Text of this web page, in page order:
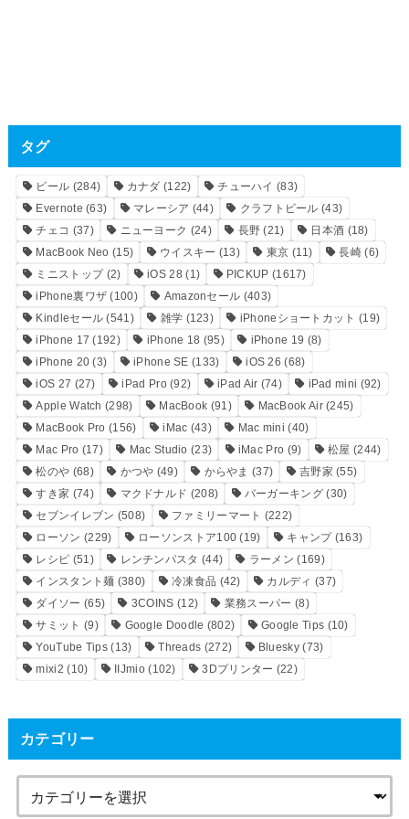
タグ
ビール (284) カナダ (122) チューハイ (83)
Evernote (63) マレーシア (44) クラフトビール (43)
チェコ (37) ニューヨーク (24) 長野 (21) 日本酒 (18)
MacBook Neo (15) ウイスキー (13) 東京 (11) 長崎 (6)
ミニストップ(2) iOS 28 (1) PICKUP (1617)
iPhone裏ワザ (100) Amazonセール (403)
Kindleセール (541) 雑学 (123) iPhoneショートカット (19)
iPhone 17 (192) iPhone 18 (95) iPhone 19 (8)
iPhone 20 (3) iPhone SE (133) iOS 26 (68)
iOS 27 (27) iPad Pro(92) iPad Air (74) iPad mini (92)
Apple Watch (298) MacBook (91) MacBook Air(245)
MacBook Pro (156) iMac (43) Mac mini (40)
Mac Pro (17) Mac Studio (23) iMac Pro (9) 松屋 (244)
松のや (68) かつや (49) からやま (37) 吉野家 (55)
すき家 (74) マクドナルド (208) バーガーキング(30)
セブンイレブン (508) ファミリーマート (222)
ローソン (229) ローソンストア100 (19) キャンプ(163)
レシピ (51) レンチンパスタ (44) ラーメン (169)
インスタント麺 (380) 冷凍食品 (42) カルディ (37)
ダイソー (65) 3COINS (12) 業務スーパー (8)
サミット (9) Google Doodle (802) Google Tips (10)
YouTube Tips (13) Threads (272) Bluesky(73)
mixi2 (10) IIJmio(102) 3Dプリンター (22)
カテゴリー